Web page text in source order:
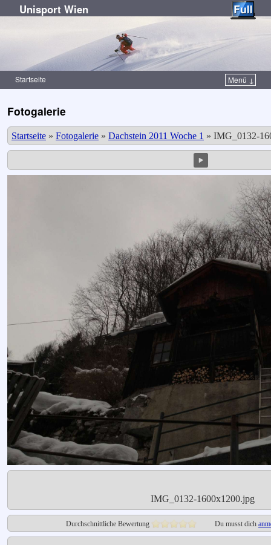
Unisport Wien
Startseite Menü ↓
Fotogalerie
Startseite » Fotogalerie » Dachstein 2011 Woche 1 » IMG_0132-
IMG_0132-1600x1200.jpg
Durchschnittliche Bewertung Du musst dich